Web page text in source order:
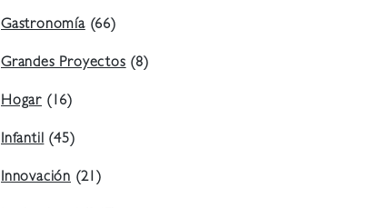
Gastronomía(66)
Grandes Proyectos(8)
Hogar (16)
Infantil(45)
Innovación (21)